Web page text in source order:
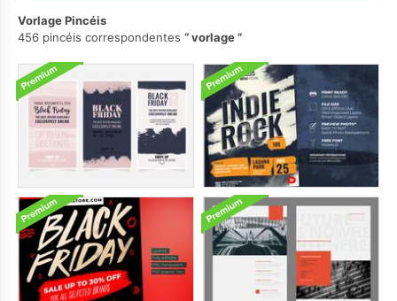
Vorlage Pincéis
456 pincéis correspondentes
vorlage